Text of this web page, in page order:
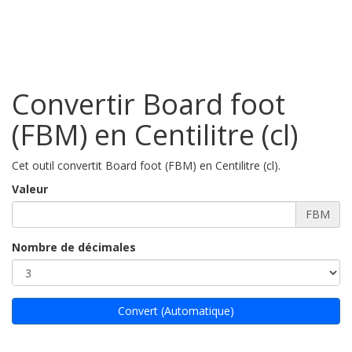
Convertir Board foot
(FBM) en Centilitre (cl)
Cet outil convertit Board foot (FBM) en Centilitre (cl).
Valeur
FBM
Nombre de décimales
Convert (Automatique)